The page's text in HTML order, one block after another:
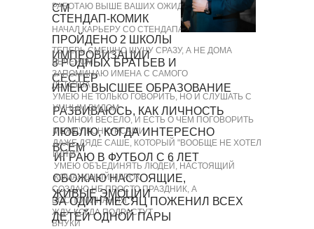
СОЗДАЮ НЕ ПРОСТО ПРАЗДНИК, А
ВОСПОМИНАНИЯ
ЖДУ, КОГДА ПОДРАСТУТ
ВНУКИ
ОБОЖАЮ НАСТОЯЩИЕ,
ЖИВЫЕ ЭМОЦИИ
ЗА ОДИН МЕСЯЦ ПОЖЕНИЛ ВСЕХ
ДЕТЕЙ ОДНОЙ ПАРЫ
УМЕЮ ОБЪЕДИНЯТЬ ЛЮДЕЙ, НАСТОЯЩИЙ
КОМАНДНЫЙ ИГРОК
ИГРАЮ В ФУТБОЛ С 6 ЛЕТ
НАЧАЛ КАРЬЕРУ СО СТЕНДАПА
СТЕНДАП-КОМИК
РАЗВИВАЮСЬ, КАК ЛИЧНОСТЬ
СО МНОЙ ВЕСЕЛО, И ЕСТЬ О ЧЕМ ПОГОВОРИТЬ
МЕЖДУ КОНКУРСАМИ
ЛЮБЛЮ, КОГДА ИНТЕРЕСНО
ВСЕМ
ДАЖЕ ДЯДЕ САШЕ, КОТОРЫЙ "ВООБЩЕ НЕ ХОТЕЛ
ИДТИ"
УМЕЮ НЕ ТОЛЬКО ГОВОРИТЬ, НО И СЛУШАТЬ С
УМНЫМ ВИДОМ
8 РОДНЫХ БРАТЬЕВ И
СЕСТЕР
ЗАПОМИНАЮ ИМЕНА С САМОГО
ДЕТСТВА
ИМЕЮ ВЫСШЕЕ ОБРАЗОВАНИЕ
СМ
РАБОТАЮ ВЫШЕ ВАШИХ ОЖИДАНИЙ
ПРОЙДЕНО 2 ШКОЛЫ
ИМПРОВИЗАЦИИ
ТЕПЕРЬ СМЕШНО ШУЧУ СРАЗУ, А НЕ ДОМА
ВЕЧЕРОМ